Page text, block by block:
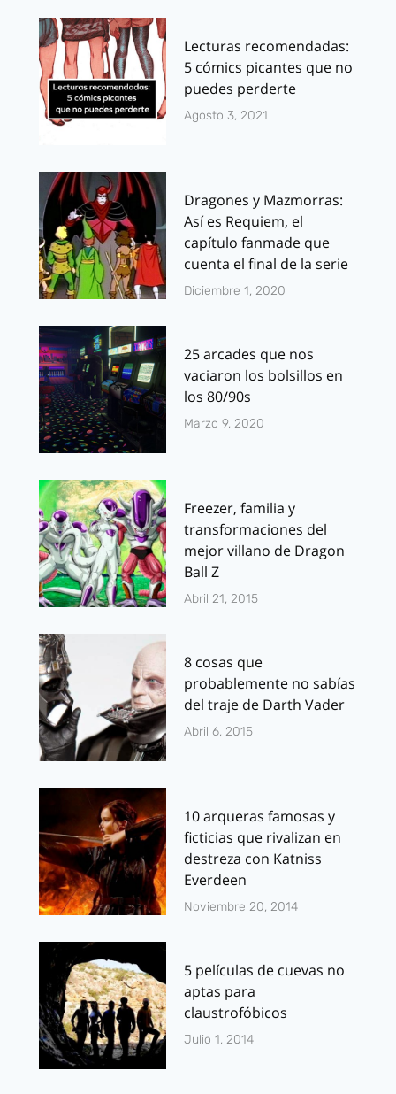
Lecturas recomendadas:
5 cómics picantes que no
puedes perderte
Agosto 3, 2021
Dragones y Mazmorras:
Así es Requiem, el
capítulo fanmade que
cuenta el final de la serie
Diciembre 1, 2020
25 arcades que nos
vaciaron los bolsillos en
los 80/90s
Marzo 9, 2020
Freezer, familia y
transformaciones del
mejor villano de Dragon
Ball Z
Abril 21, 2015
8 cosas que
probablemente no sabías
del traje de Darth Vader
Abril 6, 2015
10 arqueras famosas y
ficticias que rivalizan en
destreza con Katniss
Everdeen
Noviembre 20, 2014
5 películas de cuevas no
aptas para
claustrofóbicos
Julio 1, 2014